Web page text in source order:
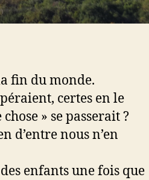
fin du monde.
certes en le
» se passerait ?
d’entre nous n’en
enfants une fois que